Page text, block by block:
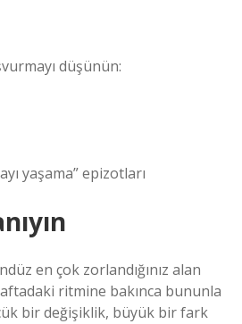
düşünün:
yaşama” epizotları
en çok zorlandığınız alan
ritmine bakınca bununla
bir değişiklik, büyük bir fark